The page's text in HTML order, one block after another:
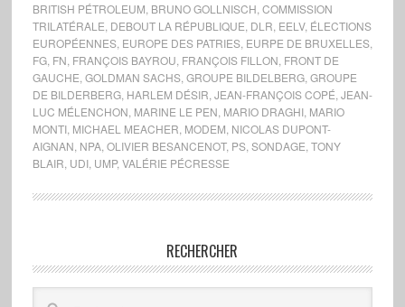
BRITISH PÉTROLEUM BRUNO GOLLNISCH COMMISSION
TRILATÉRALE DEBOUT LA RÉPUBLIQUE DLR EELV, ÉLECTIONS
EUROPÉENNES, EUROPE DES PATRIES, EURPE DE BRUXELLES,
FG, FN FRANÇOIS BAYROU FRANÇOIS FILLON FRONT DE
GAUCHE GOLDMAN SACHS, GROUPE BILDELBERG, GROUPE
DE BILDERBERG, HARLEM DÉSIR JEAN-FRANÇOIS COPÉ JEAN-
LUC MÉLENCHON MARINE LE PEN MARIO DRAGHI, MARIO
MONTI, MICHAEL MEACHER MODEM NICOLAS DUPONT-
AIGNAN NPA, OLIVIER BESANCENOT, PS, SONDAGE TONY
BLAIR UDI, UMP, VALÉRIE PÉCRESSE
RECHERCHER